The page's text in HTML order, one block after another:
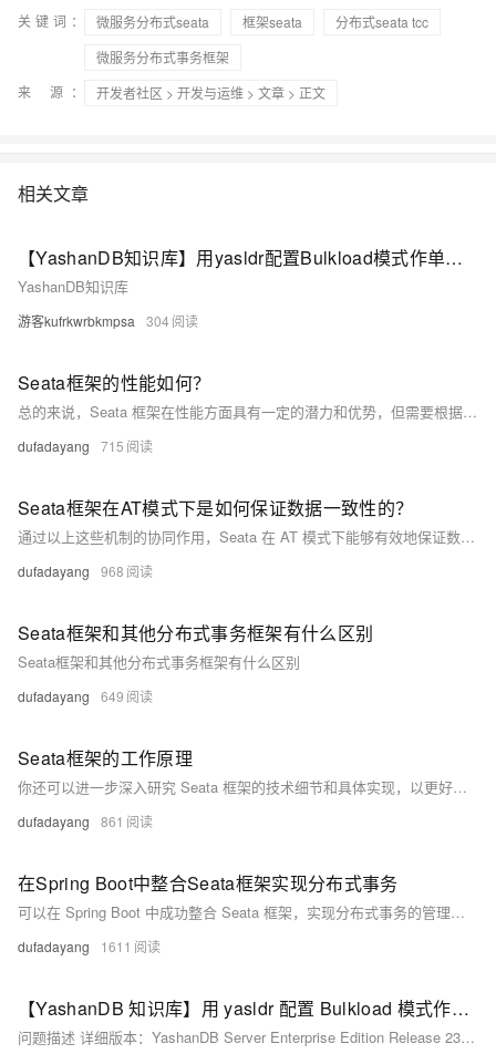
关键词： 微服务分布式seata 框架seata
分布式seata tcc
微服务分布式事务框架
来 源：
开发者社区 > 开发与运维 > 文章 > 正文
相关文章
【YashanDB知识库】用yasldr配置Bulkload模式作单线程迁移300G的业务数据到分布式数据库，迁移任务频繁出错
YashanDB知识库
游客kufrkwrbkmpsa 304
Seata框架的性能如何？
总的来说，Seata 框架在性能方面具有一定的潜力和优势，但需要根据具体情况进行综合评估和优化，以确保其在实际应用中能够发挥出良好的性能表现。
dufadayang 715
Seata框架在AT模式下是如何保证数据一致性的？
通过以上这些机制的协同作用，Seata 在 AT 模式下能够有效地保证数据的一致性，确保分布式事务的可靠执行。你还可以进一步深入研究 Seata 的具体实现细节，以更好地理解其数据一致性保障的原理。
dufadayang 968
Seata框架和其他分布式事务框架有什么区别
Seata框架和其他分布式事务框架有什么区别
dufadayang 649
Seata框架的工作原理
你还可以进一步深入研究 Seata 框架的技术细节和具体实现，以更好地理解其工作原理和优势。同时，结合实际应用场景进行实践和优化，也是提高分布式事务处理能力的重要途径。
dufadayang 861
在Spring Boot中整合Seata框架实现分布式事务
可以在 Spring Boot 中成功整合 Seata 框架，实现分布式事务的管理和处理。在实际应用中，还需要根据具体的业务需求和技术架构进行进一步的优化和调整。同时，要注意处理各种可能出现的问题，以保障分布式事务的顺利执行。
dufadayang 1611
【YashanDB 知识库】用 yasldr 配置 Bulkload 模式作单线程迁移 300G 的业务数据到分布式数据库，迁移任务频繁出错
问题描述 详细版本：YashanDB Server Enterprise Edition Release 23.2.4.100 x86_64 6db1237 影响范围： 离线数据迁移场景，影响业务数据入库。 外场将部分 NewCIS 的报表业务放到分布式数据库，验证 SQL 性能水平。 操作系统环境配置： 125G 内存 32C CPU 2T 的 HDD 磁盘 问题出现的步骤/操作： 1、部署崖山分布式数据库 1mm 1cn 3dn 单线启动 yasldr 数据迁移任务，设置 32 线程的 bulk load 模式 2、观察 yasldr.log 是否出现如下错